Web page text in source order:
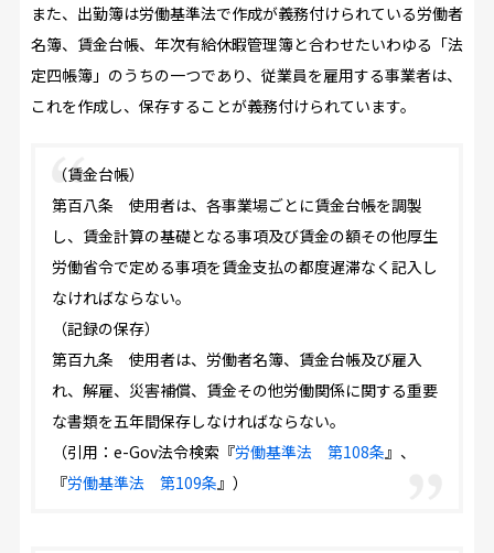
また、出勤簿は労働基準法で作成が義務付けられている労働者
名簿、賃金台帳、年次有給休暇管理簿と合わせたいわゆる「法
定四帳簿」のうちの一つであり、従業員を雇用する事業者は、
これを作成し、保存することが義務付けられています。
（賃金台帳）
第百八条 使用者は、各事業場ごとに賃金台帳を調製
し、賃金計算の基礎となる事項及び賃金の額その他厚生
労働省令で定める事項を賃金支払の都度遅滞なく記入し
なければならない。
（記録の保存）
第百九条 使用者は、労働者名簿、賃金台帳及び雇入
れ、解雇、災害補償、賃金その他労働関係に関する重要
な書類を五年間保存しなければならない。
（引用：e-Gov法令検索『労働基準法 第108条 』、
『労働基準法 第109条 』）